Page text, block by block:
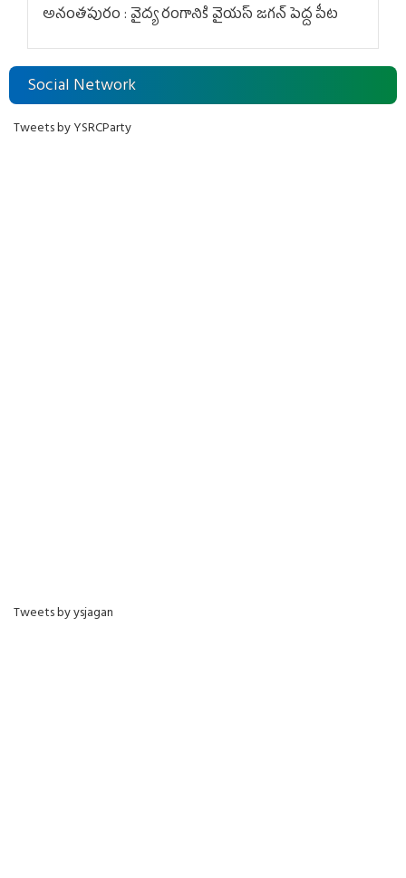
అనంతపురం : వైద్య రంగానికి వైయ‌స్ జ‌గ‌న్ పెద్ద పీట
Social Network
Tweets by YSRCParty
Tweets by ysjagan